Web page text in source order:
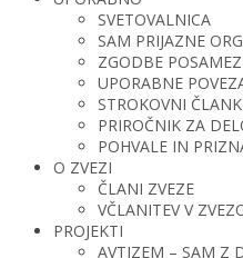
SVETOVALNICA
SAM PRIJAZNE
ZGODBE
UPORABNE
STROKOVNI
PRIROČNIK ZA
POHVALE IN
O ZVEZI
ČLANI ZVEZE
VČLANITEV V
PROJEKTI
AVTIZEM – SAM Z